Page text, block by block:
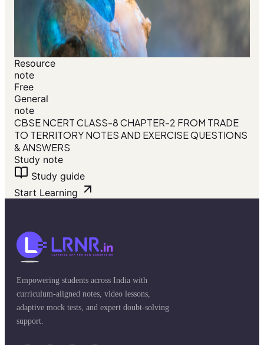
Resource
note
Free
General
note
CBSE NCERT CLASS-8 CHAPTER-2 FROM TRADE
TO TERRITORY NOTES AND EXERCISE QUESTIONS
& ANSWERS
Study note
Study guide
Start Learning
Empowering students across India with
curriculum-aligned notes, video lessons,
adaptive mock tests, and expert doubt-solving
support.